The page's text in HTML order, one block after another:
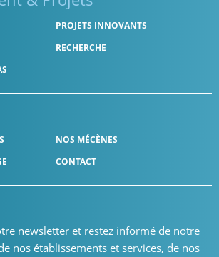
PROJETS INNOVANTS
RECHERCHE
NOS MÉCÈNES
CONTACT
newsletter et restez informé de notre
nos établissements et services, de nos